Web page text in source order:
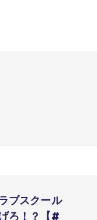
ブスクール
ろ！？【#